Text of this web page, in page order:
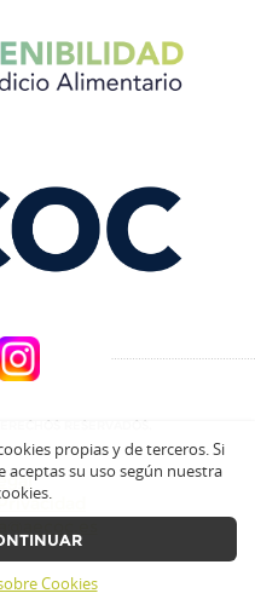
RESERVADOS.
propias y de terceros. Si
aceptas su uso según nuestra
Cookies